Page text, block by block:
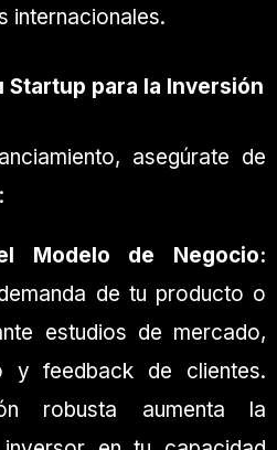
internacionales.
Startup para la Inversión
asegúrate de
Modelo de Negocio:
de tu producto o
estudios de mercado,
y feedback de clientes.
robusta aumenta la